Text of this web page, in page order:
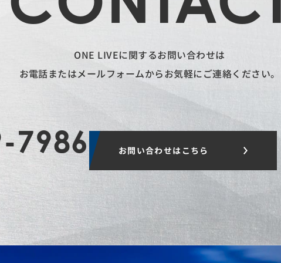
ONE LIVEに関するお問い合わせは
お電話またはメールフォームからお気軽にご連絡ください。
7986 お問い合わせはこちら